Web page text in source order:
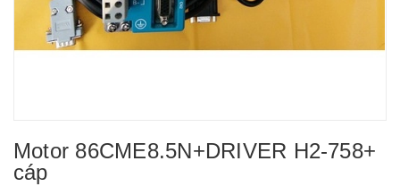
Motor 86CME8.5N+DRIVER H2-758+
cáp